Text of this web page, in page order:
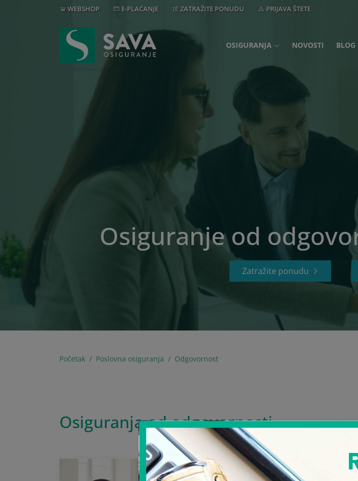
WEBSHOP E-PLAĆANJE ZATRAŽITE PONUDU PRIJAVA ŠTETE
OSIGURANJA NOVOSTI BLOG
Osiguranje od
Zatražite ponudu
Početak Poslovna osiguranja Odgovornost
Osiguranja od odgovornosti